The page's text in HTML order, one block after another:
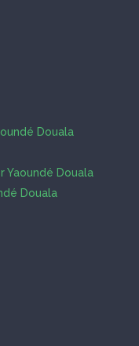
Douala
Yaoundé Douala
Douala